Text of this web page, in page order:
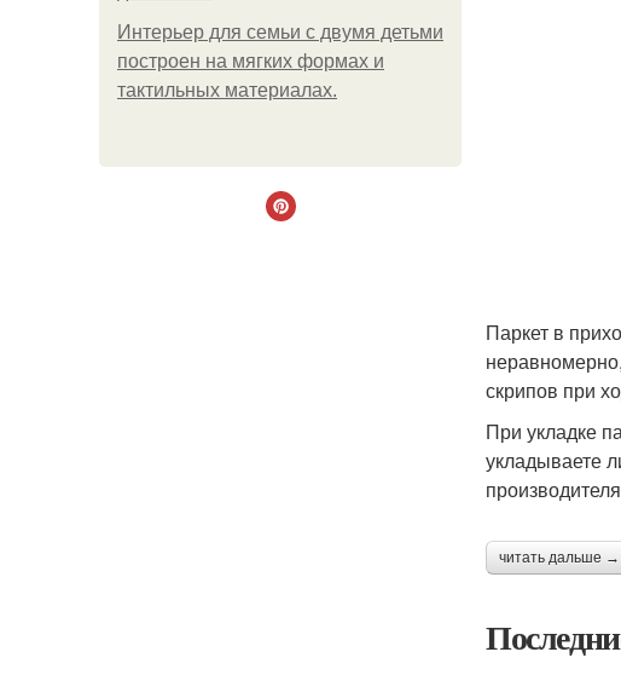
Интерьер для семьи с двумя детьми
построен на мягких формах и
тактильных материалах.
Паркет в
скрипов при
При укладке
укладываете
читать дальше →